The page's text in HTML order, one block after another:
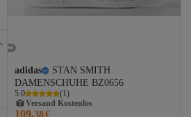
adidas
STAN SMITH
DAMENSCHUHE BZ0656
5.0 (1)
Versand Kostenlos
Gratis Versand
109,38€